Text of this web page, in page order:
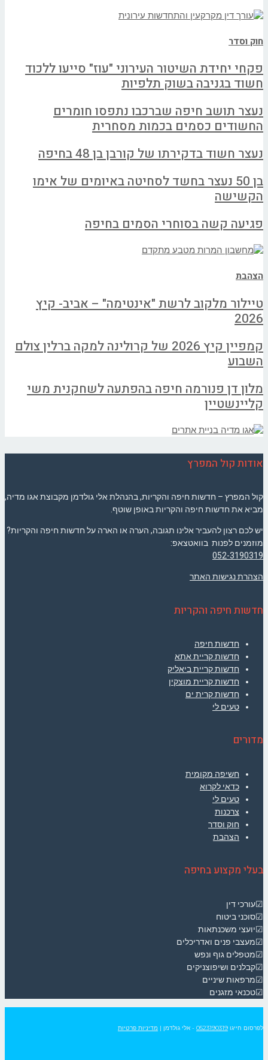
חוק וסדר
פקחי יחידת השיטור העירוני "עוז" סייעו ללכוד
חשוד בגניבה בשוק תלפיות
נעצר תושב חיפה שברכבו נתפסו חומרים
החשודים כסמים בכמות מסחרית
נעצר חשוד בדקירתו של קורבן בן 48 בחיפה
בן 50 נעצר בחשד לסחיטה באיומים של אימו
הקשישה
פגיעה קשה בסוחרי הסמים בחיפה
הצהבת
טיילור מלקוב לרשת "אינטימה" – אביב- קיץ
2026
קמפיין קיץ 2026 של קרולינה למקה ברלין צולם
השבוע
מלון דן פנורמה חיפה בהפתעה לשחקנית משי
קליינשטיין
אודות קול המפרץ
קול המפרץ – חדשות חיפה והקריות, בהנהלת אלי גולדמן מקבוצת אגו מדיה,
מביא את חדשות חיפה והקריות באופן שוטף.
יש לכם רצון להעביר אלינו תגובה, הערה או הארה על חדשות חיפה והקריות?
מוזמנים לפנות בוואטצאפ:
052-3190319
הצהרת נגישות האתר
חדשות חיפה והקריות
חדשות חיפה
חדשות קריית אתא
חדשות קריית ביאליק
חדשות קריית מוצקין
חדשות קרית ים
טעים לי
מדורים
חשיפה מקומית
כדאי לקרוא
טעים לי
צרכנות
חוק וסדר
הצהבת
בעלי מקצוע בחיפה
☑עורכי דין
☑סוכני ביטוח
☑יועצי משכנתאות
☑מעצבי פנים ואדריכלים
☑מטפלים גוף ונפש
☑קבלנים ושיפוצניקים
☑מרפאות שיניים
☑טכנאי מזגנים
לפרסום חייגו 0523190319 - אלי גולדמן | מדיניות פרטיות